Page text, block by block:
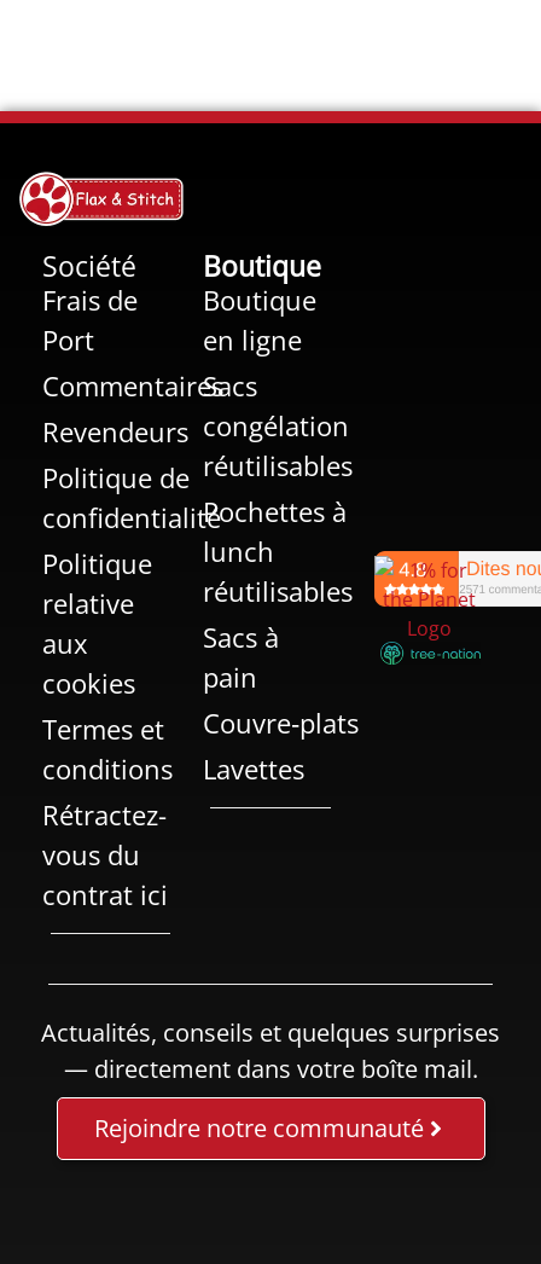
Société
Frais de
Port
Commentaires
Revendeurs
Politique de
confidentialité
Politique
relative
aux
cookies
Termes et
conditions
Rétractez-
vous du
contrat ici
Boutique
Boutique
en ligne
Sacs
congélation
réutilisables
Pochettes à
lunch
réutilisables
Sacs à
pain
Couvre‑plats
Lavettes
Actualités, conseils et quelques surprises
— directement dans votre boîte mail.
Rejoindre notre communauté